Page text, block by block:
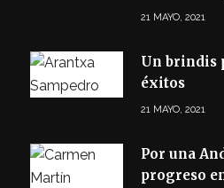
21 MAYO, 2021
Un brindis
éxitos
21 MAYO, 2021
Por una
progreso